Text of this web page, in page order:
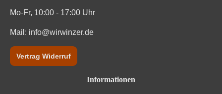
Mo-Fr, 10:00 - 17:00 Uhr
Mail: info@wirwinzer.de
Vertrag Widerruf
Informationen